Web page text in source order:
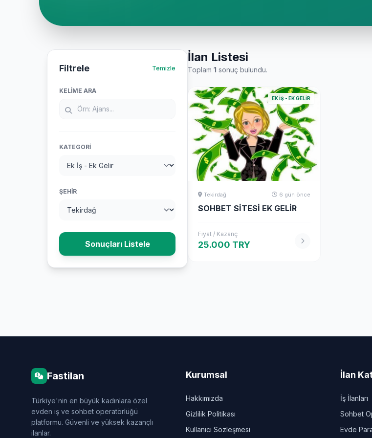
Filtrele Temizle
KELIME ARA
KATEGORI
ŞEHIR
Sonuçları Listele
İlan Listesi
Toplam 1 sonuç bulundu.
EK İŞ - EK GELIR
Tekirdağ 6 gün önce
SOHBET SİTESİ EK GELİR
Fiyat / Kazanç
25.000 TRY
Fastilan
Türkiye'nin en büyük kadınlara özel
evden iş ve sohbet operatörlüğü
platformu. Güvenli ve yüksek kazançlı
ilanlar.
Kurumsal
Hakkımızda
Gizlilik Politikası
Kullanıcı Sözleşmesi
İlan
İş İlanları
Sohbet
Evde